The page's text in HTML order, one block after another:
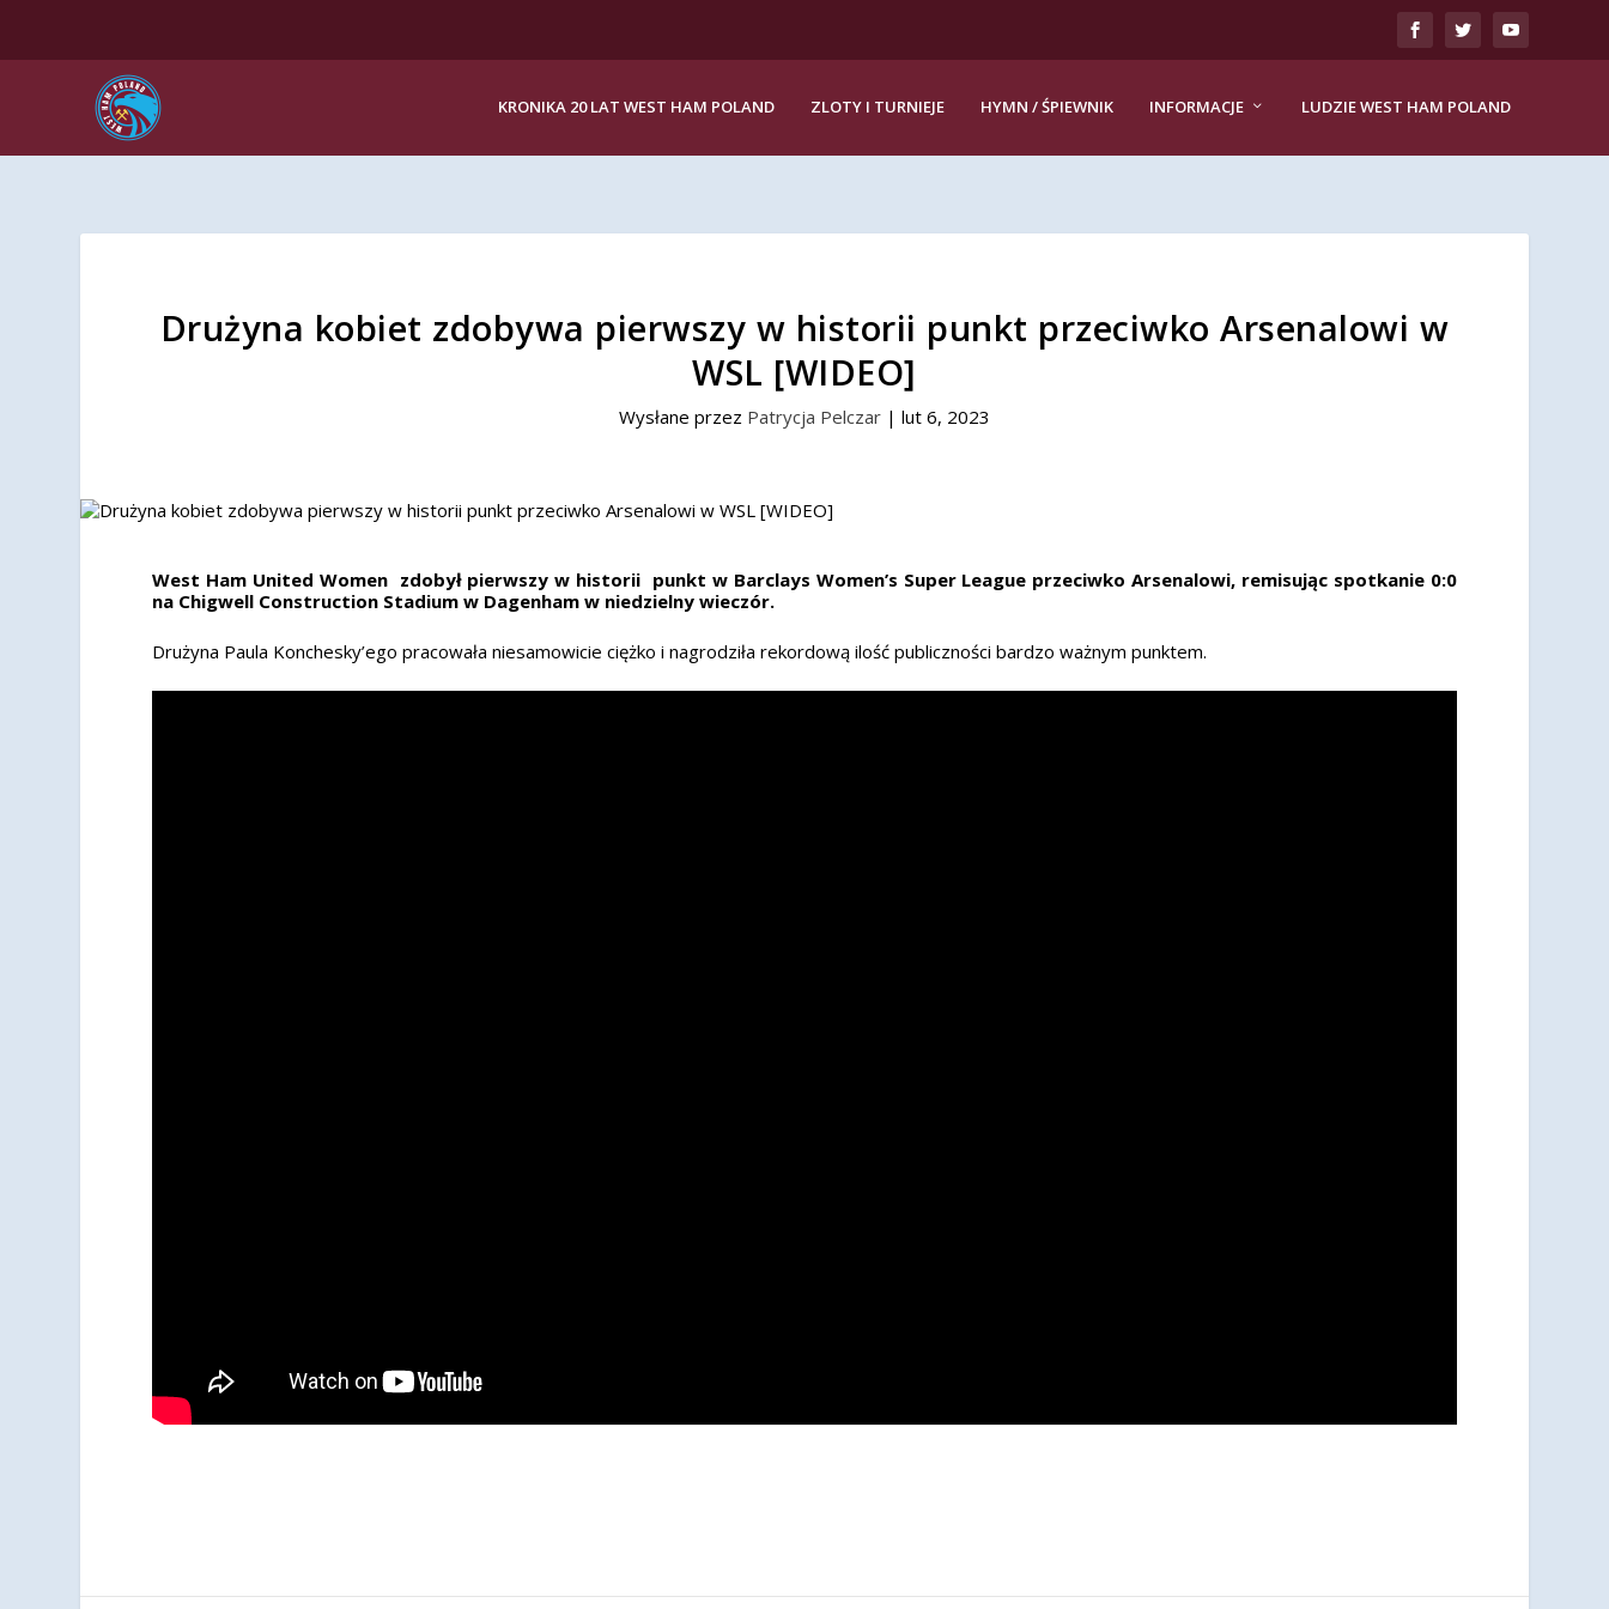
KRONIKA 20 LAT WEST HAM POLAND ZLOTY I TURNIEJE HYMN / ŚPIEWNIK INFORMACJE LUDZIE WEST HAM POLAND
Drużyna kobiet zdobywa pierwszy w historii punkt przeciwko Arsenalowi w
WSL [WIDEO]
Wysłane przez Patrycja Pelczar | lut 6, 2023
West Ham United Women zdobył pierwszy w historii punkt w Barclays Women’s Super League przeciwko Arsenalowi, remisując spotkanie 0:0
na Chigwell Construction Stadium w Dagenham w niedzielny wieczór.
Drużyna Paula Konchesky’ego pracowała niesamowicie ciężko i nagrodziła rekordową ilość publiczności bardzo ważnym punktem.